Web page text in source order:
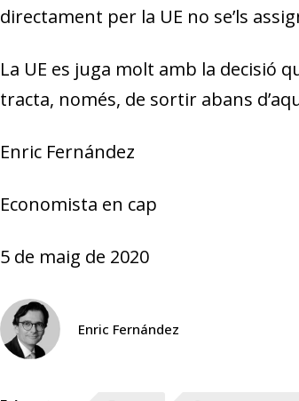
directament per la UE no se’ls
La UE es juga molt amb la decisió
tracta, només, de sortir abans
Enric Fernández
Economista en cap
5 de maig de 2020
Enric Fernández